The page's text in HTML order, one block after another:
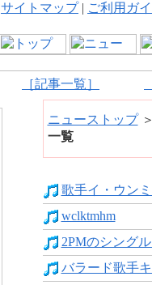
サイトマップ| ご利用ガ
［記事一覧］
ニューストップ
一覧
歌手イ・ウン
wclktmhm
2PMのシング
バラード歌手